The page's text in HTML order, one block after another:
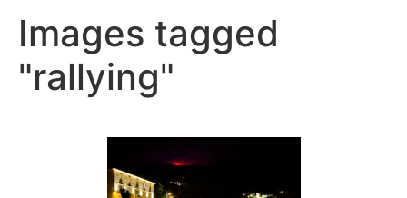
Images tagged
"rallying"